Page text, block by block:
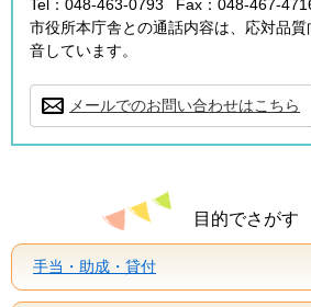
Tel：048-463-0793
Fax：048-467-
市役所本庁舎との通話内容は、応対品
音しています。
メールでのお問い合わせはこちら
目的でさがす
手当・助成・貸付